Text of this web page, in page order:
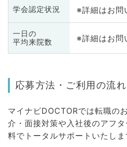
学会認定状況 ※詳細はお問
一日の
平均来院数
※詳細はお問
応募方法・ご利用の流れ
マイナビDOCTORでは転職の
介・面接対策や入社後のアフ
料でトータルサポートいたしま